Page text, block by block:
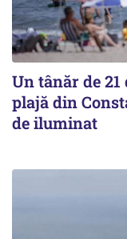
Un tânăr de
plajă din
de iluminat